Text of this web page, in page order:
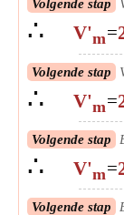
Volgende stap
∴ V'm=
Volgende stap
∴ V'm=
Volgende stap
∴ V'm=
Volgende stap